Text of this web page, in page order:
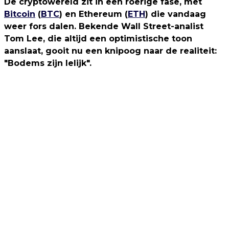
Bitcoin (BTC) en Ethereum (ETH) die vandaag
weer fors dalen. Bekende Wall Street-analist
Tom Lee, die altijd een optimistische toon
aanslaat, gooit nu een knipoog naar de realiteit:
"Bodems zijn lelijk".